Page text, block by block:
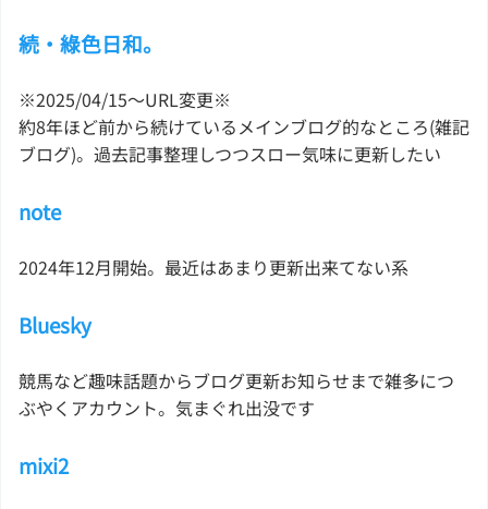
続・綠色日和。
※2025/04/15〜URL変更※
約8年ほど前から続けているメインブログ的なところ(雑記
ブログ)。過去記事整理しつつスロー気味に更新したい
note
2024年12月開始。最近はあまり更新出来てない系
Bluesky
競馬など趣味話題からブログ更新お知らせまで雑多につ
ぶやくアカウント。気まぐれ出没です
mixi2